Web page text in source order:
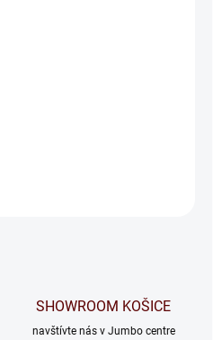
SHOWROOM KOŠICE
navštívte nás v Jumbo centre